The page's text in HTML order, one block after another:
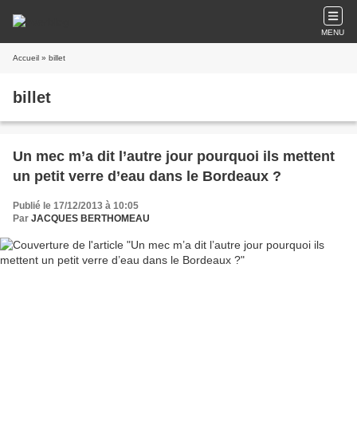
MENU
Accueil » billet
billet
Un mec m’a dit l’autre jour pourquoi ils mettent
un petit verre d’eau dans le Bordeaux ?
Publié le 17/12/2013 à 10:05
Par JACQUES BERTHOMEAU